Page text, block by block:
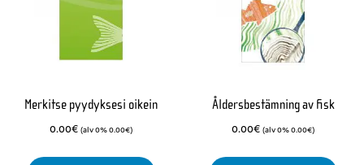
Merkitse pyydyksesi oikein
0.00€ (alv 0%0.00€)
Åldersbestämning av fisk
0.00€ (alv 0%0.00€)